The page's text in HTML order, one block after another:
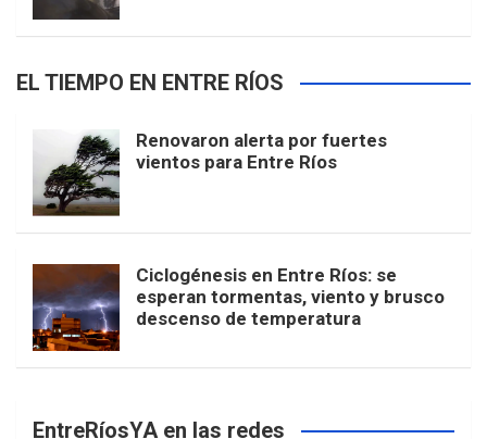
EL TIEMPO EN ENTRE RÍOS
Renovaron alerta por fuertes
vientos para Entre Ríos
Ciclogénesis en Entre Ríos: se
esperan tormentas, viento y brusco
descenso de temperatura
EntreRíosYA en las redes